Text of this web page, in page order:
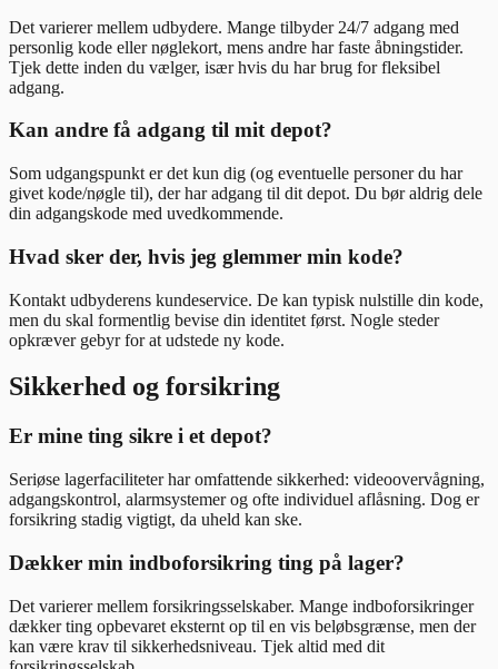
Det varierer mellem udbydere. Mange tilbyder 24/7 adgang med
personlig kode eller nøglekort, mens andre har faste åbningstider.
Tjek dette inden du vælger, især hvis du har brug for fleksibel
adgang.
Kan andre få adgang til mit depot?
Som udgangspunkt er det kun dig (og eventuelle personer du har
givet kode/nøgle til), der har adgang til dit depot. Du bør aldrig dele
din adgangskode med uvedkommende.
Hvad sker der, hvis jeg glemmer min kode?
Kontakt udbyderens kundeservice. De kan typisk nulstille din kode,
men du skal formentlig bevise din identitet først. Nogle steder
opkræver gebyr for at udstede ny kode.
Sikkerhed og forsikring
Er mine ting sikre i et depot?
Seriøse lagerfaciliteter har omfattende sikkerhed: videoovervågning,
adgangskontrol, alarmsystemer og ofte individuel aflåsning. Dog er
forsikring stadig vigtigt, da uheld kan ske.
Dækker min indboforsikring ting på lager?
Det varierer mellem forsikringsselskaber. Mange indboforsikringer
dækker ting opbevaret eksternt op til en vis beløbsgrænse, men der
kan være krav til sikkerhedsniveau. Tjek altid med dit